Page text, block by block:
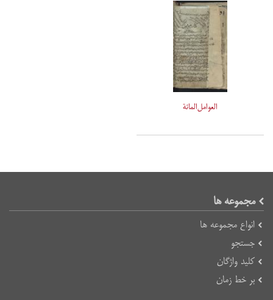
العوامل‌المائة
مجموعه ها
انواع مجموعه ها
جستجو
کلید واژگان
بر خط زمان